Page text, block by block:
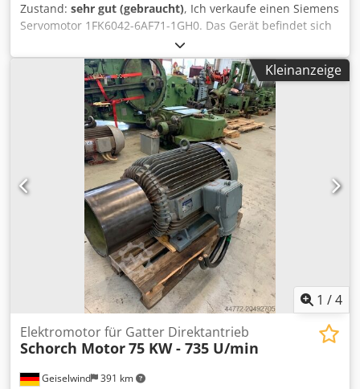
Zustand: sehr gut (gebraucht), Ich verkaufe einen Siemens
Servomotor 1FK6042-6AF71-1GH0. Das Gerät befindet sich
in sehr gutem optischen und technischen Zustand. Es
stammt aus der Demontage einer funktionsfähigen
Industriemaschine. Der Motor läuft ruhig, die Welle hat
kein Spiel. Normale Gebrauchsspuren sind sichtbar.
Technische Daten: Hersteller: Siemens Modell: 1FK6042-
6AF71-1GH0 Typ: 3-Phasen-Servomotor Drehmoment M0:
3,2 Nm Nennmoment MN: 2,3 Nm Strom I0: 2,8 A
Nennstrom IN: 2,2 A Maximale Drehzahl: 8500 U/min
Nenndrehzahl: 3000 U/min Encoder: A-32 Bremse: 24VDC
13,4W Schutzart: IP64 Made in Germany Zustand:
Gebraucht Voll funktionsfähig Chjdpfx Aoy Umndsa Esa
Normale Gebrauchsspuren Zustand wie auf den Fotos
ersichtlich Im Lieferumfang: Siemens Servomotor
Kleinanzeige
1 /4
Geiselwind 391 km
Elektromotor für Gatter Direktantrieb
Schorch Motor75 KW - 735 U/min